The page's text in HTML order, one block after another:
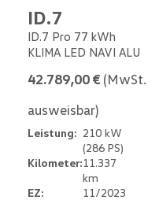
ID.7
ID.7 Pro 77 kWh
KLIMA LED NAVI ALU
42.789,00 € (MwSt.
ausweisbar)
Leistung: 210 kW
(286 PS)
Kilometer:11.337
km
EZ:
11/2023